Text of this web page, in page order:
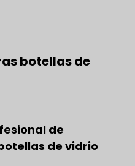
botellas de
de
de vidrio